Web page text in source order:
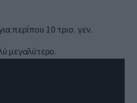
περίπου 10 τρισ. γεν.
μεγαλύτερο.